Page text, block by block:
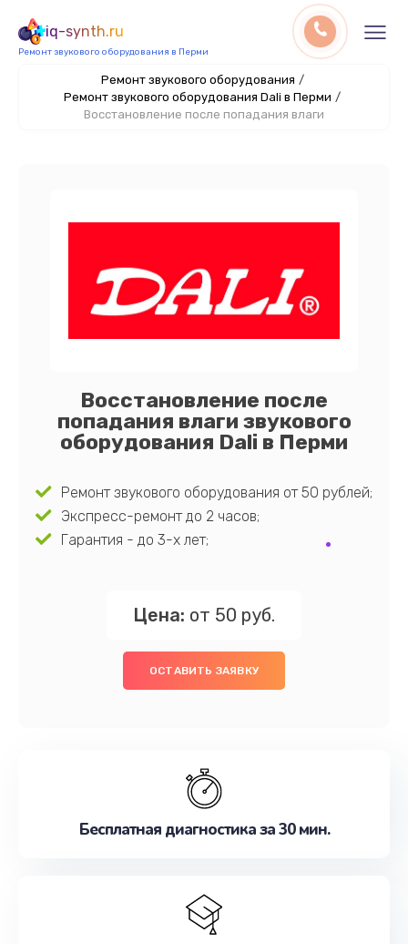
iq-synth.ru
Ремонт звукового оборудования в Перми
Ремонт звукового оборудования /
Ремонт звукового оборудования Dali в Перми /
Восстановление после попадания влаги
Восстановление после
попадания влаги звукового
оборудования Dali в Перми
Ремонт звукового оборудования от 50 рублей;
Экспресс-ремонт до 2 часов;
Гарантия - до 3-х лет;
Цена: от 50 руб.
ОСТАВИТЬ ЗАЯВКУ
Бесплатная диагностика за 30 мин.